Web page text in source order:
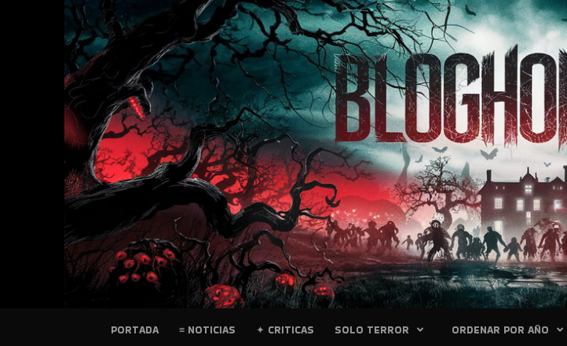
PELICULAS
PORTADA ≡ NOTICIAS ✦ CRITICAS SOLO TERROR ORDENAR POR AÑO